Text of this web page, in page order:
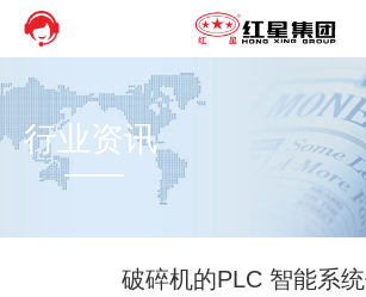
行业资讯
破碎机的PLC 智能系